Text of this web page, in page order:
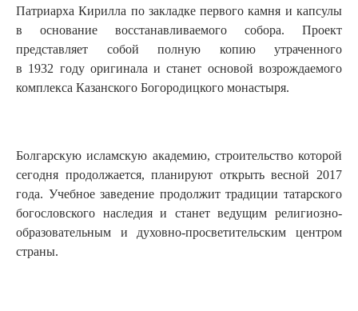
Патриарха Кирилла по закладке первого камня и капсулы
в основание восстанавливаемого собора. Проект
представляет собой полную копию утраченного
в 1932 году оригинала и станет основой возрождаемого
комплекса Казанского Богородицкого монастыря.
Болгарскую исламскую академию, строительство которой
сегодня продолжается, планируют открыть весной 2017
года. Учебное заведение продолжит традиции татарского
богословского наследия и станет ведущим религиозно-
образовательным и духовно-просветительским центром
страны.